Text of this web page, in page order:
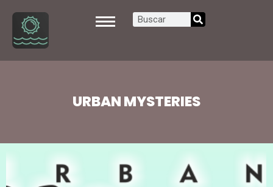
URBAN MYSTERIES